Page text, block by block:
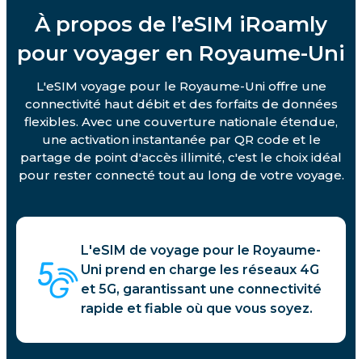
À propos de l’eSIM iRoamly
pour voyager en Royaume-Uni
L'eSIM voyage pour le Royaume-Uni offre une
connectivité haut débit et des forfaits de données
flexibles. Avec une couverture nationale étendue,
une activation instantanée par QR code et le
partage de point d'accès illimité, c'est le choix idéal
pour rester connecté tout au long de votre voyage.
L'eSIM de voyage pour le Royaume-
Uni prend en charge les réseaux 4G
et 5G, garantissant une connectivité
rapide et fiable où que vous soyez.